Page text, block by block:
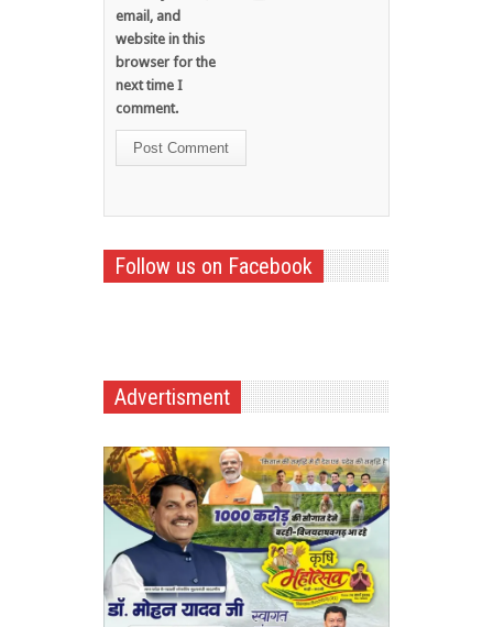
email, and
website in this
browser for the
next time I
comment.
Follow us on Facebook
Advertisment